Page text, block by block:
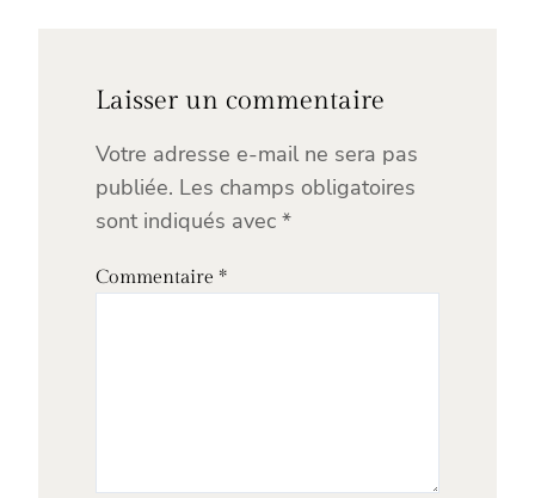
Laisser un commentaire
Votre adresse e-mail ne sera pas
publiée. Les champs obligatoires
sont indiqués avec *
Commentaire *